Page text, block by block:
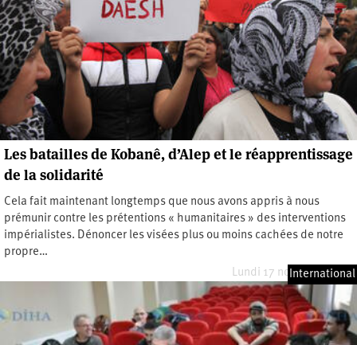
Les batailles de Kobanê, d’Alep et le réapprentissage
de la solidarité
Cela fait maintenant longtemps que nous avons appris à nous
prémunir contre les prétentions « humanitaires » des interventions
impérialistes. Dénoncer les visées plus ou moins cachées de notre
propre…
Lundi 17 novembre 2014
International